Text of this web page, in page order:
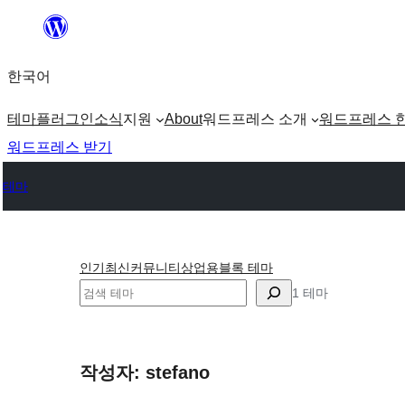
츠
로
가
한국어
테마플러그인소식지원 About워드프레스 소개 워드프레스
워드프레스 받기
테마
인기최신커뮤니티상업용블록 테마
검
1 테마
작성자: stefano